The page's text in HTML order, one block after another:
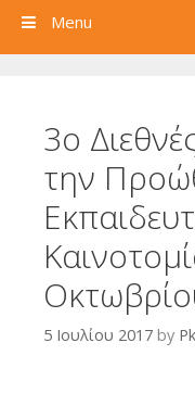
Menu
3ο
την
5 Ιουλίου 2017 by